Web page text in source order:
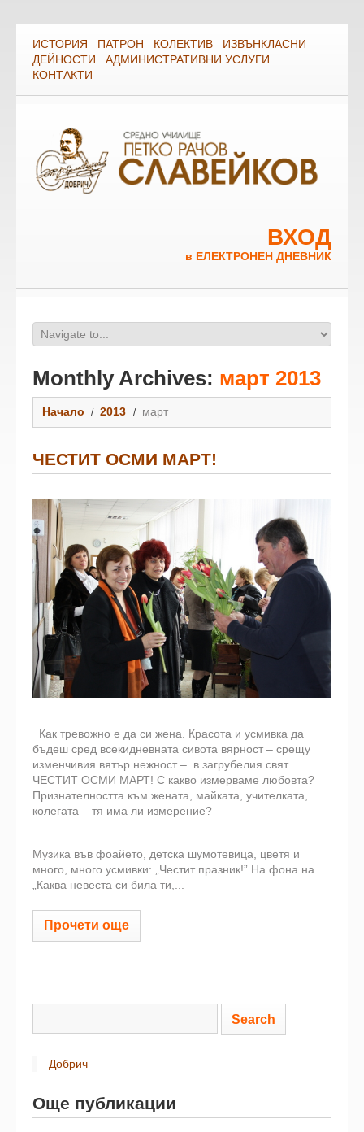
ИСТОРИЯ ПАТРОН КОЛЕКТИВ
ИЗВЪНКЛАСНИ
ДЕЙНОСТИ
АДМИНИСТРАТИВНИ УСЛУГИ
КОНТАКТИ
ВХОД
в ЕЛЕКТРОНЕН ДНЕВНИК
Monthly Archives: март 2013
Начало 2013 март
ЧЕСТИТ ОСМИ МАРТ!
Как тревожно е да си жена. Красота и усмивка да
бъдеш сред всекидневната сивота вярност – срещу
изменчивия вятър нежност – в загрубелия свят ........
ЧЕСТИТ ОСМИ МАРТ! С какво измерваме любовта?
Признателността към жената, майката, учителката,
колегата – тя има ли измерение?
Музика във фоайето, детска шумотевица, цветя и
много, много усмивки: „Честит празник!” На фона на
„Каква невеста си била ти,...
Прочети още
Добрич
Още публикации